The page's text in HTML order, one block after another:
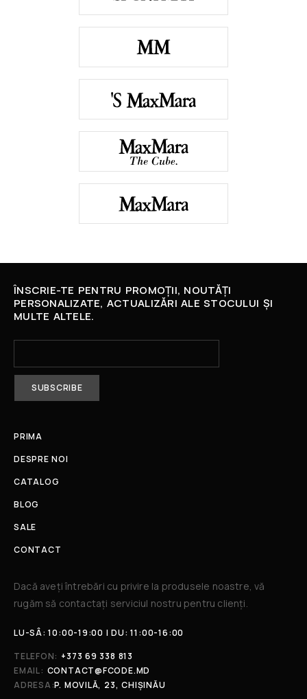
ÎNSCRIE-TE PENTRU PROMOȚII, NOUTĂȚI
PERSONALIZATE, ACTUALIZĂRI ALE STOCULUI ȘI
MULTE ALTELE.
PRIMA
DESPRE NOI
CATALOG
BLOG
SALE
CONTACT
Dacă aveți întrebări cu privire la produsele noastre, vă
rugăm să contactați serviciul nostru pentru clienți.​
LU-SÂ: 10:00-19:00 | DU: 11:00-16:00
TELEFON: +373 69 338 813
EMAIL: CONTACT@FCODE.MD
ADRESA:P. MOVILĂ, 23, CHIȘINĂU